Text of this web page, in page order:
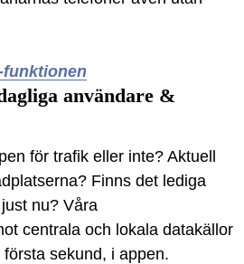
funktionen
användare &
för trafik eller inte? Aktuell
Finns det lediga
nu? Våra
centrala och lokala datakällor
sekund, i appen.